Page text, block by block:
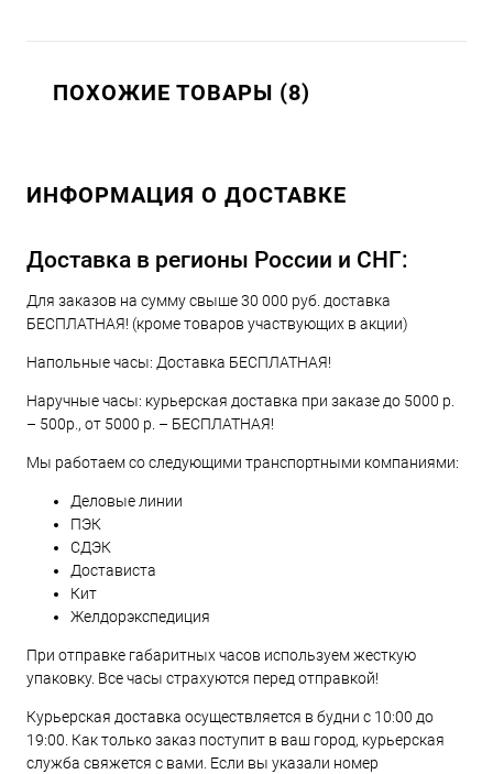
ПОХОЖИЕ ТОВАРЫ (8)
ИНФОРМАЦИЯ О ДОСТАВКЕ
Доставка в регионы России и СНГ:
Для заказов на сумму свыше 30 000 руб. доставка
БЕСПЛАТНАЯ! (кроме товаров участвующих в акции)
Напольные часы: Доставка БЕСПЛАТНАЯ!
Наручные часы: курьерская доставка при заказе до 5000 р.
– 500р., от 5000 р. – БЕСПЛАТНАЯ!
Мы работаем со следующими транспортными компаниями:
Деловые линии
ПЭК
СДЭК
Достависта
Кит
Желдорэкспедиция
При отправке габаритных часов используем жесткую
упаковку. Все часы страхуются перед отправкой!
Курьерская доставка осуществляется в будни с 10:00 до
19:00. Как только заказ поступит в ваш город, курьерская
служба свяжется с вами. Если вы указали номер